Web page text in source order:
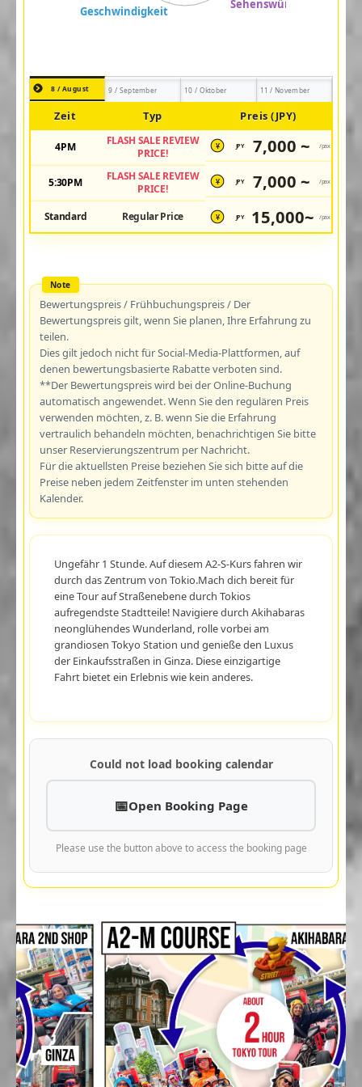
8 / August 9 / September 10 / Oktober 11 / November
Zeit Typ Preis (JPY)
4PM
FLASH SALE REVIEW
PRICE!
¥ JPY 7,000 ~ /pax
5:30PM
FLASH SALE REVIEW
PRICE!
¥ JPY 7,000 ~ /pax
Standard Regular Price ¥ JPY 15,000~ /pax
Bewertungspreis / Frühbuchungspreis / Der
Bewertungspreis gilt, wenn Sie planen, Ihre Erfahrung zu
teilen.
Dies gilt jedoch nicht für Social-Media-Plattformen, auf
denen bewertungsbasierte Rabatte verboten sind.
**Der Bewertungspreis wird bei der Online-Buchung
automatisch angewendet. Wenn Sie den regulären Preis
verwenden möchten, z. B. wenn Sie die Erfahrung
vertraulich behandeln möchten, benachrichtigen Sie bitte
unser Reservierungszentrum per Nachricht.
Für die aktuellsten Preise beziehen Sie sich bitte auf die
Preise neben jedem Zeitfenster im unten stehenden
Kalender.
Ungefähr 1 Stunde. Auf diesem A2-S-Kurs fahren wir
durch das Zentrum von Tokio.Mach dich bereit für
eine Tour auf Straßenebene durch Tokios
aufregendste Stadtteile! Navigiere durch Akihabaras
neonglühendes Wunderland, rolle vorbei am
grandiosen Tokyo Station und genieße den Luxus
der Einkaufsstraßen in Ginza. Diese einzigartige
Fahrt bietet ein Erlebnis wie kein anderes.
Could not load booking calendar
Open Booking Page
Please use the button above to access the booking page